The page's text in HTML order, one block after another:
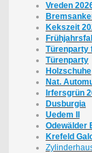
Vreden
Kekszeit
Türenparty
Türenparty
Holzschuhe
Nat.
Irfersgrün
Dusburgia
Uedem II
Odewälder
Krefeld